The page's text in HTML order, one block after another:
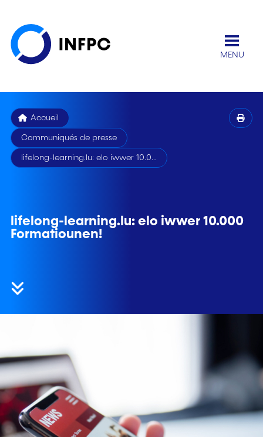
MENU
Accueil
Communiqués de presse
lifelong-learning.lu: elo iwwer 10.0...
lifelong-learning.lu: elo iwwer 10.000
Formatiounen!